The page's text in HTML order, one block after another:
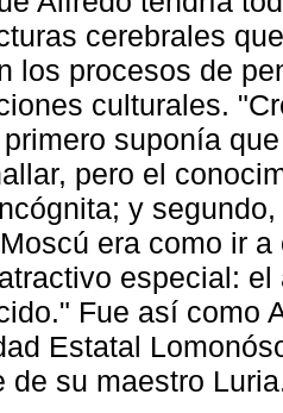
cerebrales
los procesos de
culturales.
suponía
pero el
y
era como ir
especial:
Fue así como
Estatal
de su maestro